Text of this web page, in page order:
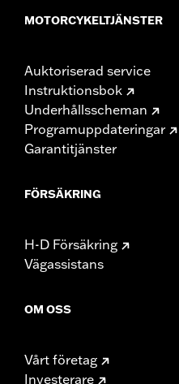
MOTORCYKELTJÄNSTER
Auktoriserad service
Instruktionsbok
Underhållsscheman
Programuppdateringar
Garantitjänster
FÖRSÄKRING
H-D Försäkring
Vägassistans
OM OSS
Vårt företag
Investerare